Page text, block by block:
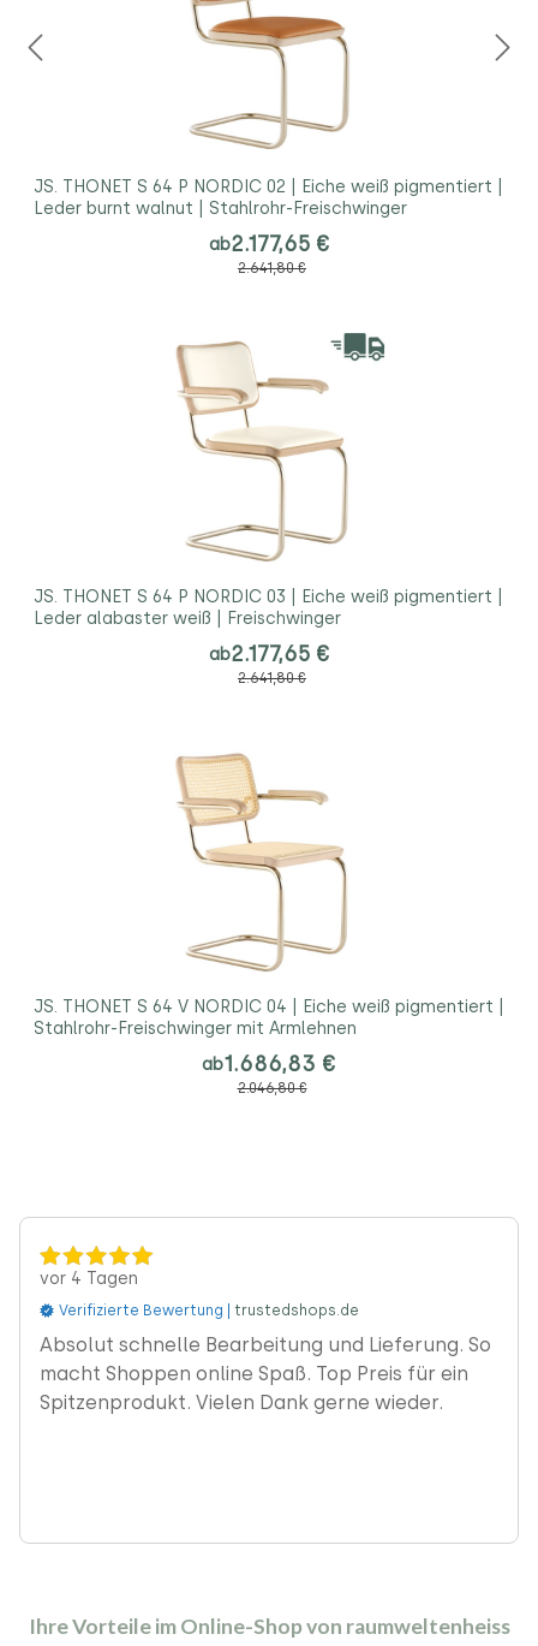
JS. THONET S 64 P NORDIC 02 | Eiche weiß pigmentiert |
Leder burnt walnut | Stahlrohr-Freischwinger
ab2.177,65 €
2.641,80 €
JS. THONET S 64 P NORDIC 03 | Eiche weiß pigmentiert |
Leder alabaster weiß | Freischwinger
ab2.177,65 €
2.641,80 €
JS. THONET S 64 V NORDIC 04 | Eiche weiß pigmentiert |
Stahlrohr-Freischwinger mit Armlehnen
ab1.686,83 €
2.046,80 €
vor 4 Tagen
Verifizierte Bewertung | trustedshops.de
Absolut schnelle Bearbeitung und Lieferung. So
macht Shoppen online Spaß. Top Preis für ein
Spitzenprodukt. Vielen Dank gerne wieder.
Ihre Vorteile im Online-Shop von raumweltenheiss